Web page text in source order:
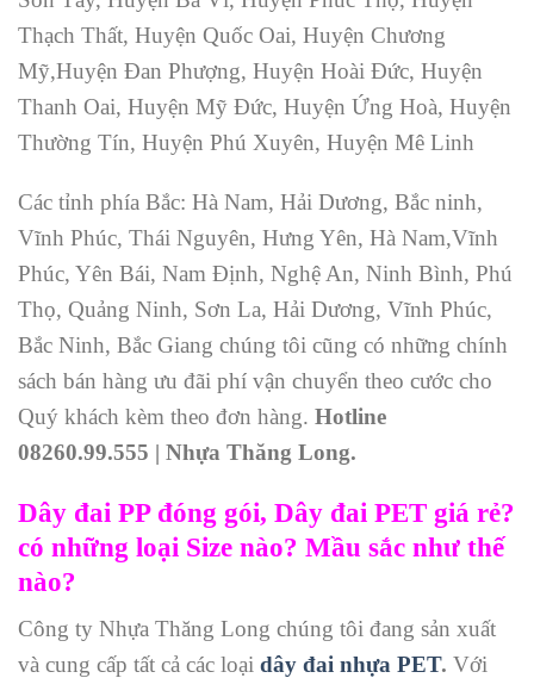
Thạch Thất, Huyện Quốc Oai, Huyện Chương
Mỹ,Huyện Đan Phượng, Huyện Hoài Đức, Huyện
Thanh Oai, Huyện Mỹ Đức, Huyện Ứng Hoà, Huyện
Thường Tín, Huyện Phú Xuyên, Huyện Mê Linh
Các tỉnh phía Bắc: Hà Nam, Hải Dương, Bắc ninh,
Vĩnh Phúc, Thái Nguyên, Hưng Yên, Hà Nam,Vĩnh
Phúc, Yên Bái, Nam Định, Nghệ An, Ninh Bình, Phú
Thọ, Quảng Ninh, Sơn La, Hải Dương, Vĩnh Phúc,
Bắc Ninh, Bắc Giang chúng tôi cũng có những chính
sách bán hàng ưu đãi phí vận chuyển theo cước cho
Quý khách kèm theo đơn hàng. Hotline
08260.99.555 | Nhựa Thăng Long.
Dây đai PP đóng gói, Dây đai PET giá rẻ?
có những loại Size nào? Mầu sắc như thế
nào?
Công ty Nhựa Thăng Long chúng tôi đang sản xuất
và cung cấp tất cả các loại dây đai nhựa PET. Với